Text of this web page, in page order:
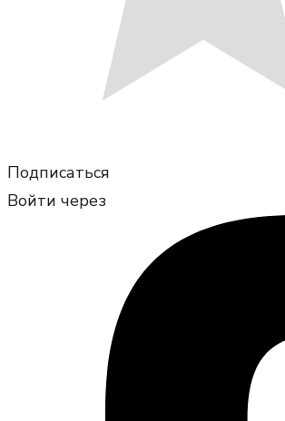
Подписаться
Войти через